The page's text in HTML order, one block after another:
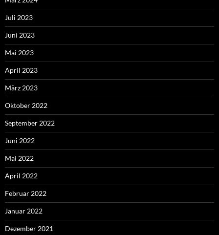
Juli 2023
Juni 2023
Mai 2023
April 2023
März 2023
Oktober 2022
September 2022
Juni 2022
Mai 2022
April 2022
Februar 2022
Januar 2022
Dezember 2021